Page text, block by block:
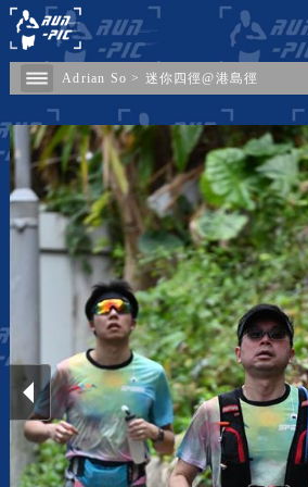
Adrian So > 迷你四徑@港島徑